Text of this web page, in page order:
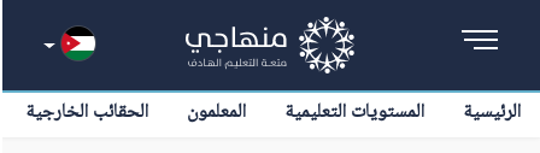
الرئيسية المستويات التعليمية المعلمون الحقائب الخارجية